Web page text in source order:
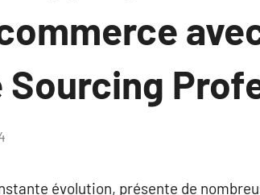
Sourcing
évolution, présente de